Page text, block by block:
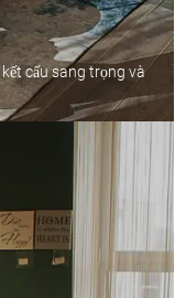
cấu sang trọng và